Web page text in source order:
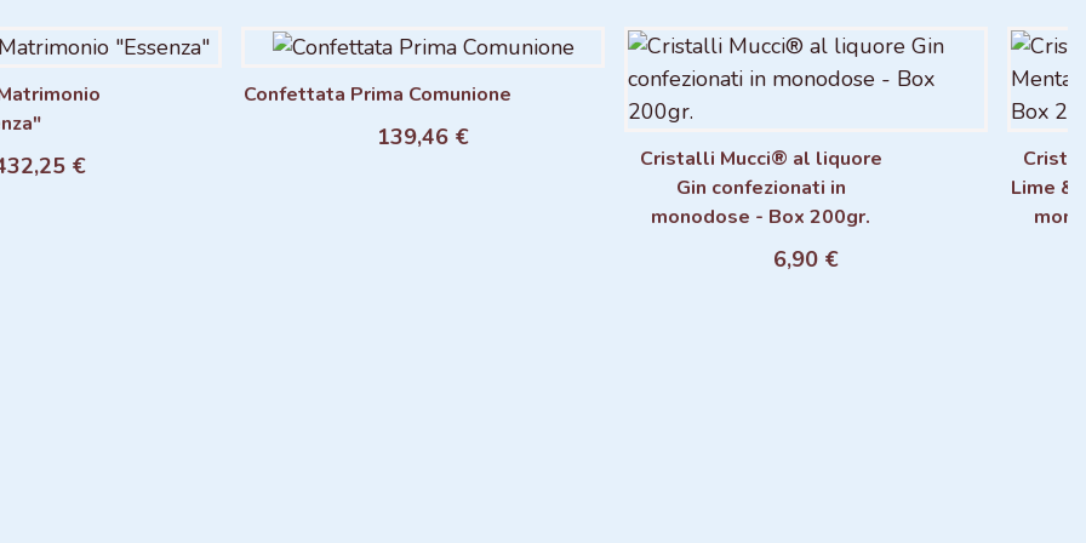
al carrello
€
Aggiungi al carrello
Confettata Prima Comunione
139,46 €
Aggiungi al carrello
Cristalli Mucci® al liquore
Gin confezionati in
monodose - Box 200gr.
6,90 €
Lime &